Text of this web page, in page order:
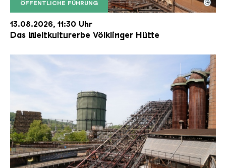
ÖFFENTLICHE FÜHRUNG
Der Erzschrägaufzug der Völklinger Hütte mit
Copyright: Weltkulturerbe Völklinger Hütte | Karl
©
13.08.2026, 11:30 Uhr
Das Weltkulturerbe Völklinger Hütte